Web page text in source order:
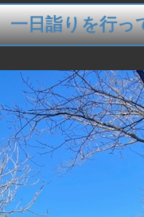
一日詣りを行っ